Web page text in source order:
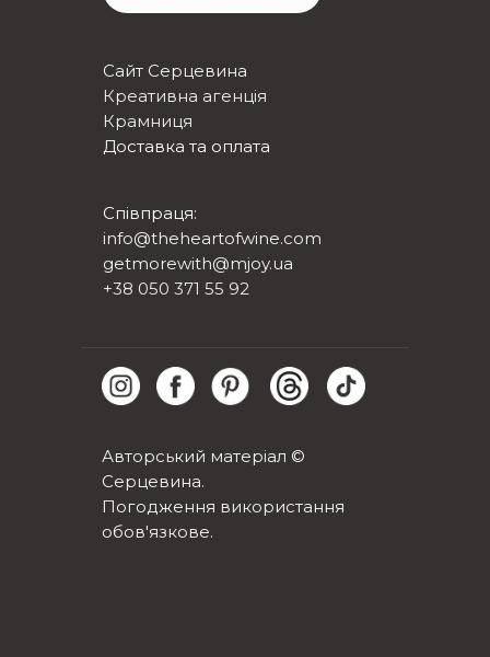
Сайт Серцевина
Креативна агенція
Крамниця
Доставка та оплата
Співпраця:
info@theheartofwine.com
getmorewith@mjoy.ua
+38 050 371 55 92
Авторський матеріал ©
Серцевина.
Погодження використання
обов'язкове.